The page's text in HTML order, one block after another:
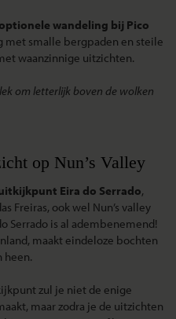
optionele wandeling bij Pico
met smalle bergpaden en steile
waanzinnige uitzichten.
om letterlijk boven de wolken
op Nun’s Valley
Eira do Serrado,
Freiras, ook wel Nun’s valley
Serrado is al adembenemend!
maakt eindeloze bochten
heen.
zul je niet de enige
maar zodra je de uitzichten